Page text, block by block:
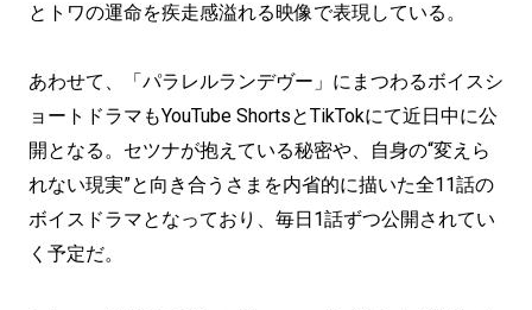
とトワの運命を疾走感溢れる映像で表現している。
あわせて、「パラレルランデヴー」にまつわるボイスシ
ョートドラマもYouTube ShortsとTikTokにて近日中に公
開となる。セツナが抱えている秘密や、自身の“変えら
れない現実”と向き合うさまを内省的に描いた全11話の
ボイスドラマとなっており、毎日1話ずつ公開されてい
く予定だ。